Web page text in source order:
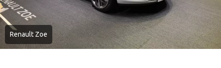
Renault Zoe